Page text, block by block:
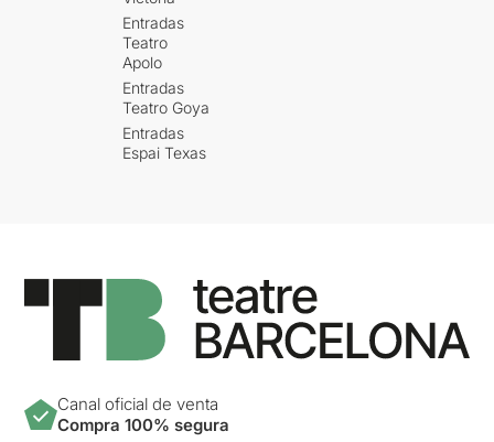
Entradas
Teatro
Apolo
Entradas
Teatro Goya
Entradas
Espai Texas
Canal oficial de venta
Compra 100% segura